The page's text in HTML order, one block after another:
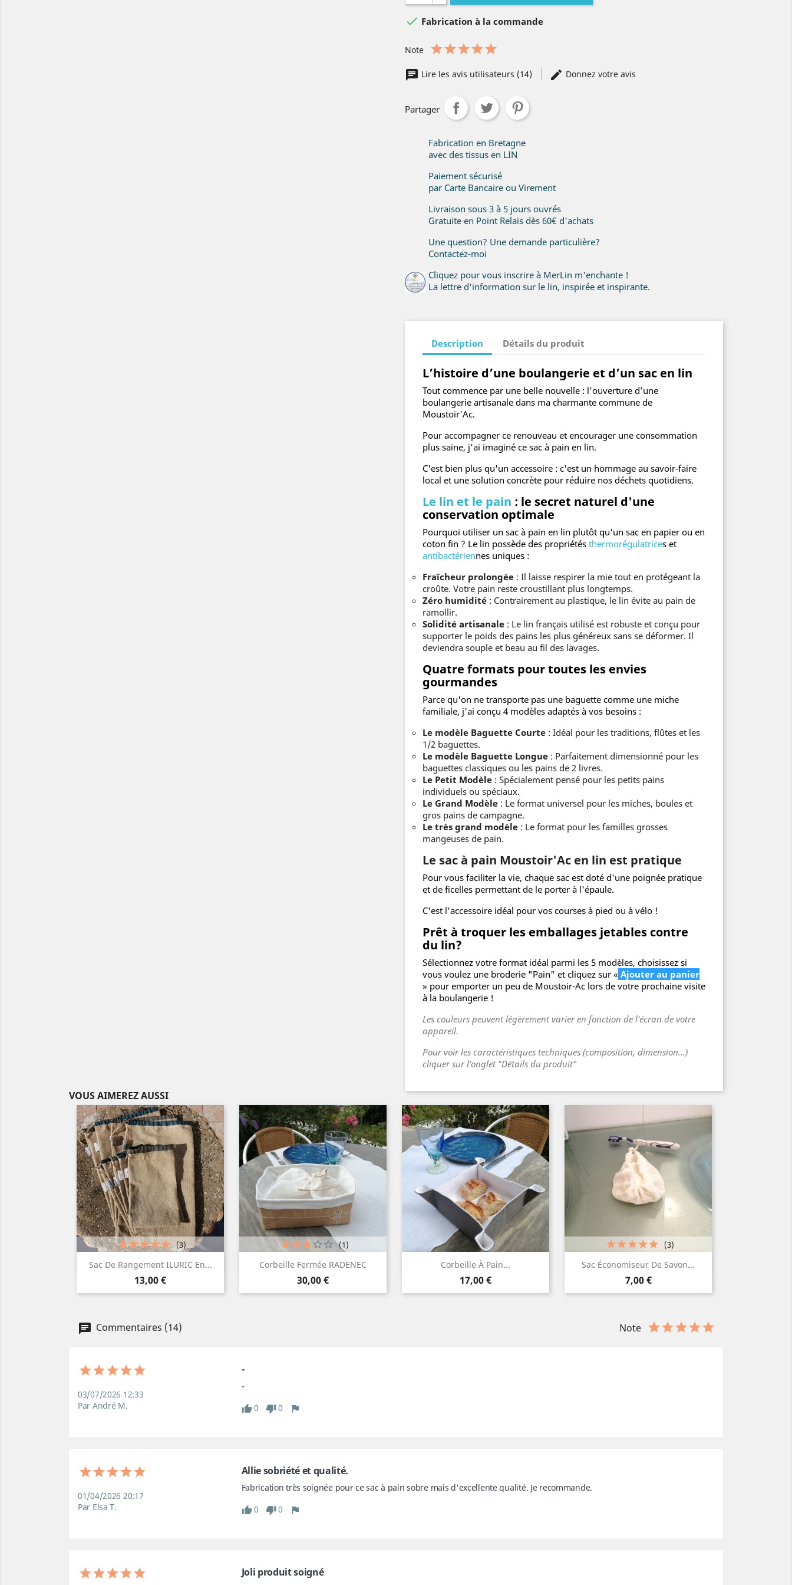
 Fabrication à la commande
Note
Lire les avis utilisateurs (14) Donnez votre avis
Partager
Fabrication en Bretagne
avec des tissus en LIN
Paiement sécurisé
par Carte Bancaire ou Virement
Livraison sous 3 à 5 jours ouvrés
Gratuite en Point Relais dès 60€ d'achats
Une question? Une demande particulière?
Contactez-moi
Cliquez pour vous inscrire à MerLin m'enchante !
La lettre d'information sur le lin, inspirée et inspirante.
Description Détails du produit
L’histoire d’une boulangerie et d’un sac en lin
Tout commence par une belle nouvelle : l’ouverture d’une
boulangerie artisanale dans ma charmante commune de
Moustoir'Ac.
Pour accompagner ce renouveau et encourager une consommation
plus saine, j'ai imaginé ce sac à pain en lin.
C'est bien plus qu'un accessoire : c'est un hommage au savoir-faire
local et une solution concrète pour réduire nos déchets quotidiens.
Le lin et le pain : le secret naturel d'une
conservation optimale
Pourquoi utiliser un sac à pain en lin plutôt qu'un sac en papier ou en
coton fin ? Le lin possède des propriétés thermorégulatrices et
antibactériennes uniques :
Fraîcheur prolongée : Il laisse respirer la mie tout en protégeant la
croûte. Votre pain reste croustillant plus longtemps.
Zéro humidité : Contrairement au plastique, le lin évite au pain de
ramollir.
Solidité artisanale : Le lin français utilisé est robuste et conçu pour
supporter le poids des pains les plus généreux sans se déformer. Il
deviendra souple et beau au fil des lavages.
Quatre formats pour toutes les envies
gourmandes
Parce qu'on ne transporte pas une baguette comme une miche
familiale, j'ai conçu 4 modèles adaptés à vos besoins :
Le modèle Baguette Courte : Idéal pour les traditions, flûtes et les
1/2 baguettes.
Le modèle Baguette Longue : Parfaitement dimensionné pour les
baguettes classiques ou les pains de 2 livres.
Le Petit Modèle : Spécialement pensé pour les petits pains
individuels ou spéciaux.
Le Grand Modèle : Le format universel pour les miches, boules et
gros pains de campagne.
Le très grand modèle : Le format pour les familles grosses
mangeuses de pain.
Le sac à pain Moustoir'Ac en lin est pratique
Pour vous faciliter la vie, chaque sac est doté d'une poignée pratique
et de ficelles permettant de le porter à l'épaule.
C'est l'accessoire idéal pour vos courses à pied ou à vélo !
Prêt à troquer les emballages jetables contre
du lin?
Sélectionnez votre format idéal parmi les 5 modèles, choisissez si
vous voulez une broderie "Pain" et cliquez sur « Ajouter au panier
» pour emporter un peu de Moustoir-Ac lors de votre prochaine visite
à la boulangerie !
Les couleurs peuvent légèrement varier en fonction de l'écran de votre
appareil.
Pour voir les caractéristiques techniques (composition, dimension...)
cliquer sur l'onglet "Détails du produit"
VOUS AIMEREZ AUSSI
Sac De Rangement ILURIC En...
Prix
13,00 €
(3)
Aperçu rapide
Gris
moyen
Bleu
canard
Corbeille Fermée RADENEC
Prix
30,00 €
(1)
Aperçu rapide
IvoireLin
naturel
Gris
clairmoyen
Corbeille À Pain...
Prix
17,00 €
Aperçu rapide
BlancLin
naturel
Lin
naturelmoyen
Sac Économiseur De Savon...
Prix
7,00 €
(3)
Aperçu rapide
IvoireLin
naturel
Gris
clairmoyen
Commentaires (14) Note
03/07/2026 12:33
Par André M.
-
-
0
0
01/04/2026 20:17
Par Elsa T.
Allie sobriété et qualité.
Fabrication très soignée pour ce sac à pain sobre mais d'excellente qualité. Je recommande.
0
0
Joli produit soigné